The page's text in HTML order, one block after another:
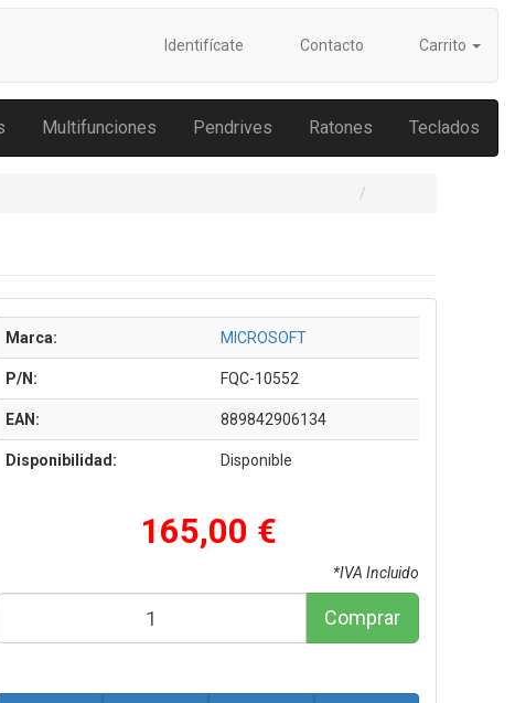
Identifícate Contacto Carrito
Multifunciones Pendrives Ratones Teclados
Marca: MICROSOFT
P/N: FQC-10552
EAN: 889842906134
Disponibilidad: Disponible
165,00 €
*IVA Incluido
Comprar